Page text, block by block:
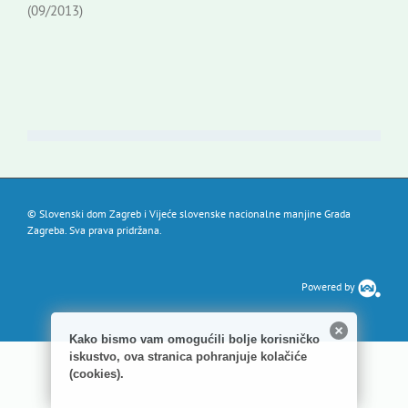
Novi odmev – naše glasilo
(09/2013)
© Slovenski dom Zagreb i Vijeće slovenske nacionalne manjine Grada
Zagreba. Sva prava pridržana.
Powered by
Kako bismo vam omogućili bolje korisničko
iskustvo, ova stranica pohranjuje kolačiće
(cookies).